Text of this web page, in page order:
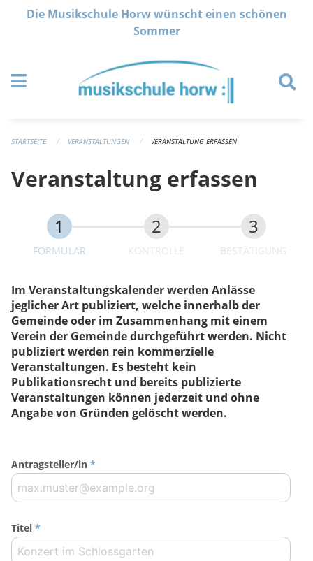
Navigation überspringen
Die Musikschule Horw wünscht einen schönen
Sommer
STARTSEITE VERANSTALTUNGEN VERANSTALTUNG ERFASSEN
Veranstaltung erfassen
FORMULAR KONTROLLE BESTÄTIGUNG
Im Veranstaltungskalender werden Anlässe
jeglicher Art publiziert, welche innerhalb der
Gemeinde oder im Zusammenhang mit einem
Verein der Gemeinde durchgeführt werden. Nicht
publiziert werden rein kommerzielle
Veranstaltungen. Es besteht kein
Publikationsrecht und bereits publizierte
Veranstaltungen können jederzeit und ohne
Angabe von Gründen gelöscht werden.
Antragsteller/in *
Titel *